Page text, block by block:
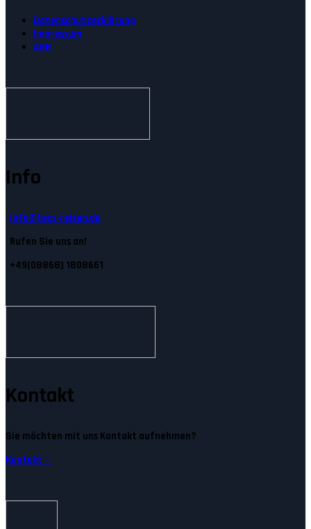
Datenschutzerklärung
Impressum
AGB
Info
Info@tecs-reisen.de
Rufen Sie uns an!
+49(08868) 1808661
Kontakt
Sie möchten mit uns Kontakt aufnehmen?
Kontakt —